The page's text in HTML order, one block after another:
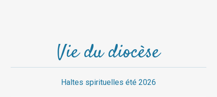
Vie du diocèse
Haltes spirituelles été 2026